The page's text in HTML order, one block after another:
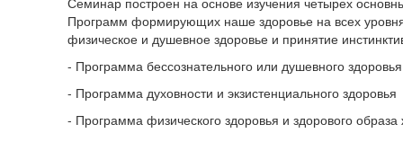
Программ формирующих наше здоровье на всех
физическое и душевное здоровье и принятие
- Программа бессознательного или душевного
- Программа духовности и экзистенциального здоровья
- Программа физического здоровья и здорового